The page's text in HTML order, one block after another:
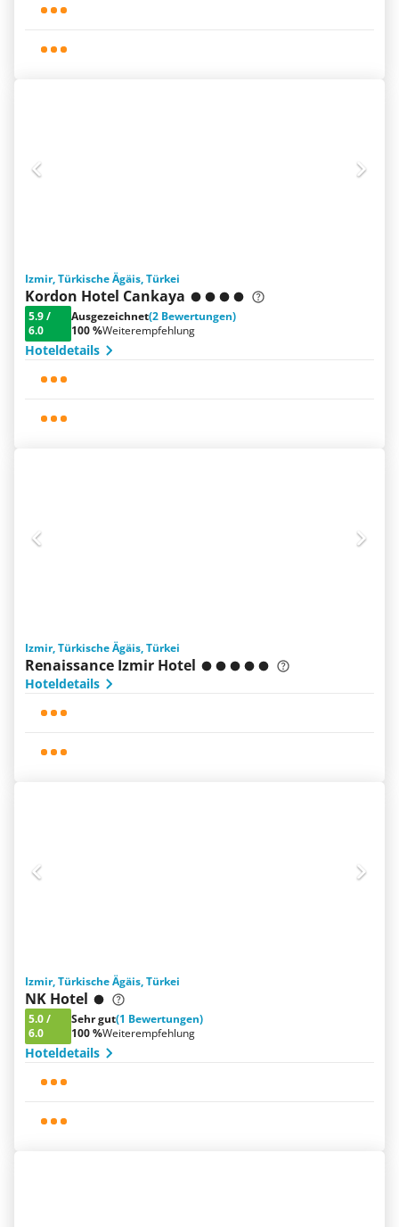
Izmir, Türkische Ägäis, Türkei
Kordon Hotel Cankaya
5.9/
6.0
Ausgezeichnet(2 Bewertungen)
100 %Weiterempfehlung
Hoteldetails
Izmir, Türkische Ägäis, Türkei
Renaissance Izmir Hotel
Hoteldetails
Izmir, Türkische Ägäis, Türkei
NK Hotel
5.0/
6.0
Sehr gut(1 Bewertungen)
100 %Weiterempfehlung
Hoteldetails